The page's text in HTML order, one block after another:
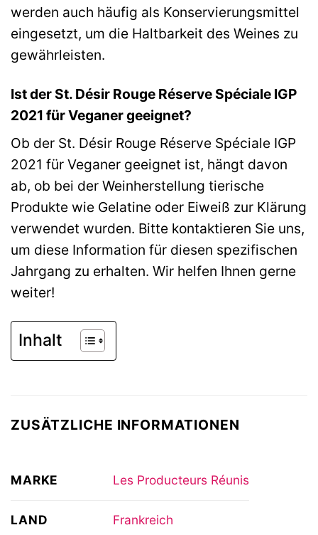
werden auch häufig als Konservierungsmittel
eingesetzt, um die Haltbarkeit des Weines zu
gewährleisten.
Ist der St. Désir Rouge Réserve Spéciale IGP
2021 für Veganer geeignet?
Ob der St. Désir Rouge Réserve Spéciale IGP
2021 für Veganer geeignet ist, hängt davon
ab, ob bei der Weinherstellung tierische
Produkte wie Gelatine oder Eiweiß zur Klärung
verwendet wurden. Bitte kontaktieren Sie uns,
um diese Information für diesen spezifischen
Jahrgang zu erhalten. Wir helfen Ihnen gerne
weiter!
Inhalt
ZUSÄTZLICHE INFORMATIONEN
MARKE Les Producteurs Réunis
LAND Frankreich